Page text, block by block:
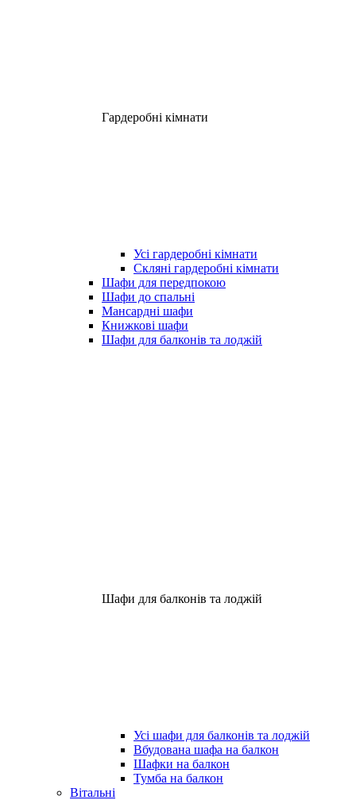
Гардеробні кімнати
Усі гардеробні кімнати
Скляні гардеробні кімнати
Шафи для передпокою
Шафи до спальні
Мансардні шафи
Книжкові шафи
Шафи для балконів та лоджій
Шафи для балконів та лоджій
Усі шафи для балконів та лоджій
Вбудована шафа на балкон
Шафки на балкон
Тумба на балкон
Вітальні